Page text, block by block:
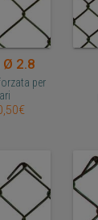
Ø 2.8
per